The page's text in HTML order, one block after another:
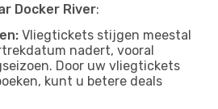
Docker River:
Vliegtickets stijgen meestal
nadert, vooral
Door uw vliegtickets
kunt u betere deals